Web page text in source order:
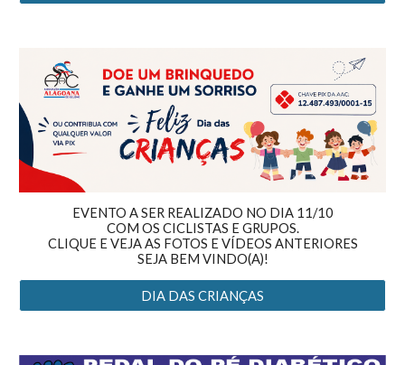
EVENTO A SER REALIZADO NO DIA 11/10
COM OS CICLISTAS E GRUPOS.
CLIQUE E VEJA AS FOTOS E VÍDEOS ANTERIORES
SEJA BEM VINDO(A)!
DIA DAS CRIANÇAS